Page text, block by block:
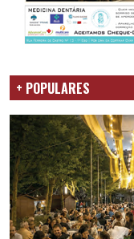
+ POPULARES